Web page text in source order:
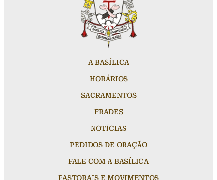
A BASÍLICA
HORÁRIOS
SACRAMENTOS
FRADES
NOTÍCIAS
PEDIDOS DE ORAÇÃO
FALE COM A BASÍLICA
PASTORAIS E MOVIMENTOS